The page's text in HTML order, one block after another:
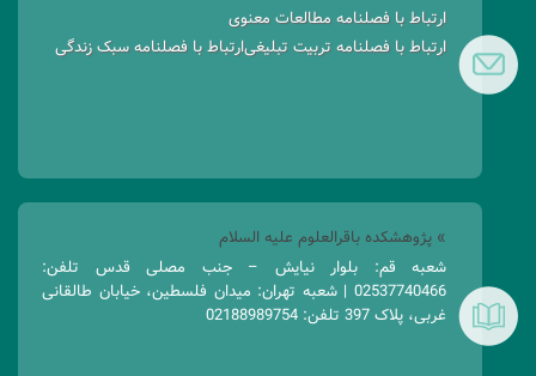
ارتباط با فصلنامه مطالعات معنوی
ارتباط با فصلنامه تربیت تبلیغیارتباط با فصلنامه سبک زندگی
» پژوهشکده باقرالعلوم علیه السلام
شعبه قم: بلوار نیایش – جنب مصلی قدس تلفن:
02537740466 | شعبه تهران: میدان فلسطین، خیابان طالقانی
غربی، پلاک 397 تلفن: 02188989754